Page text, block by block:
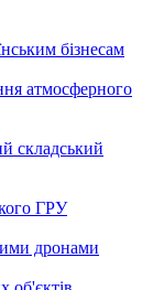
бізнесам
атмосферного
складський
ГРУ
дронами